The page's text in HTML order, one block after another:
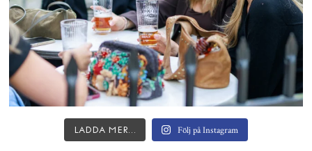
Ladda mer… Följ på Instagram